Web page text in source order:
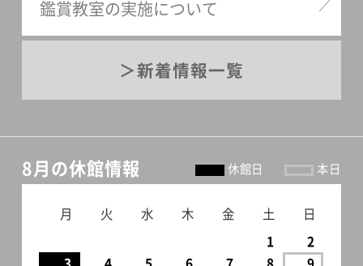
鑑賞教室の実施について
新着情報一覧
8月の休館情報 休館日 本日
月 火 水 木 金 土 日
1
2
3
4 5 6 7 8
9